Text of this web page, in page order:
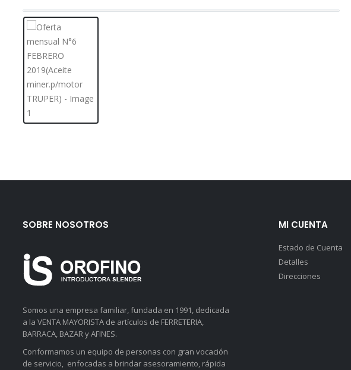
SOBRE NOSOTROS
Somos una empresa familiar, fundada en 1991, dedicada
a la VENTA MAYORISTA de artículos de FERRETERIA,
BARRACA, BAZAR y AFINES.
Conformamos un equipo de personas con gran vocación
de servicio, enfocadas a brindar asesoramiento, rápida
MI CUENTA
Estado de Cuenta
Detalles
Direcciones